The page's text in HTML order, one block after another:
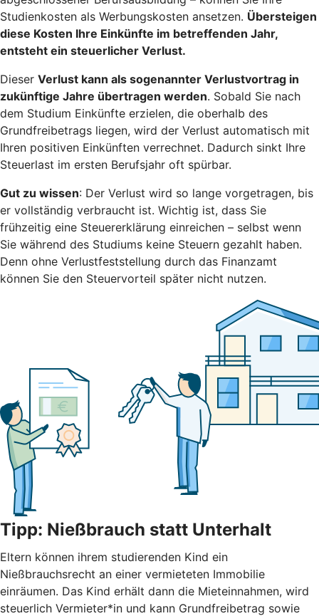
Studienkosten als Werbungskosten ansetzen. Übersteigen
diese Kosten Ihre Einkünfte im betreffenden Jahr,
entsteht ein steuerlicher Verlust.
Dieser Verlust kann als sogenannter Verlustvortrag in
zukünftige Jahre übertragen werden. Sobald Sie nach
dem Studium Einkünfte erzielen, die oberhalb des
Grundfreibetrags liegen, wird der Verlust automatisch mit
Ihren positiven Einkünften verrechnet. Dadurch sinkt Ihre
Steuerlast im ersten Berufsjahr oft spürbar.
Gut zu wissen: Der Verlust wird so lange vorgetragen, bis
er vollständig verbraucht ist. Wichtig ist, dass Sie
frühzeitig eine Steuererklärung einreichen – selbst wenn
Sie während des Studiums keine Steuern gezahlt haben.
Denn ohne Verlustfeststellung durch das Finanzamt
können Sie den Steuervorteil später nicht nutzen.
Tipp: Nießbrauch statt Unterhalt
Eltern können ihrem studierenden Kind ein
Nießbrauchsrecht an einer vermieteten Immobilie
einräumen. Das Kind erhält dann die Mieteinnahmen, wird
steuerlich Vermieter*in und kann Grundfreibetrag sowie